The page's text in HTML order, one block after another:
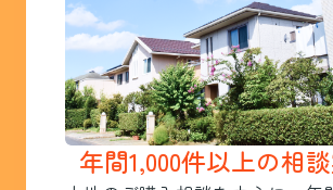
年間1,000件以上の相談